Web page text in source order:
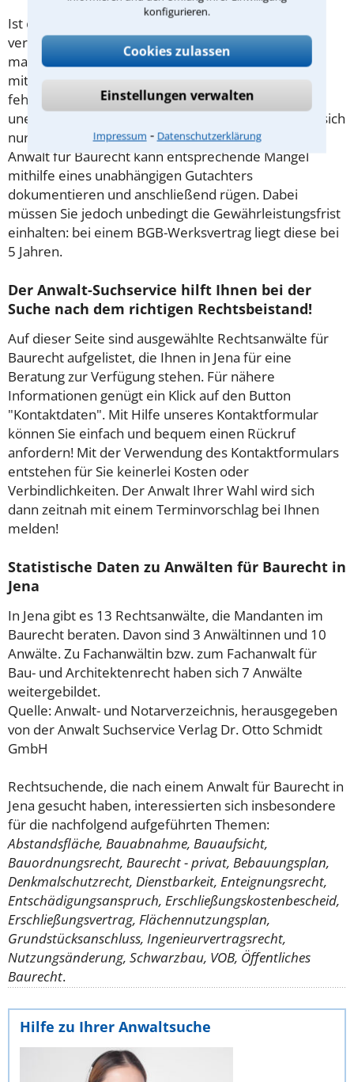
konfigurieren.
Cookies zulassen
Einstellungen verwalten
Impressum ⁃ Datenschutzerklärung
Ist ein Bauwerk hinsichtlich der vertraglich
vereinbarten Beschaffenheit unzureichend, spricht
man von einem Baumangel. Am häufigsten sind
mitunter Dächer sowie Decken und Fußböden von
fehlerhafter Verarbeitung betroffen. Bleiben diese
unerkannt, besteht das Risiko von Bauschäden, die sich
nur mit großem Aufwand ausbessern lassen. Ein
Anwalt für Baurecht kann entsprechende Mängel
mithilfe eines unabhängigen Gutachters
dokumentieren und anschließend rügen. Dabei
müssen Sie jedoch unbedingt die Gewährleistungsfrist
einhalten: bei einem BGB-Werksvertrag liegt diese bei
5 Jahren.
Der Anwalt-Suchservice hilft Ihnen bei der
Suche nach dem richtigen Rechtsbeistand!
Auf dieser Seite sind ausgewählte Rechtsanwälte für
Baurecht aufgelistet, die Ihnen in Jena für eine
Beratung zur Verfügung stehen. Für nähere
Informationen genügt ein Klick auf den Button
"Kontaktdaten". Mit Hilfe unseres Kontaktformular
können Sie einfach und bequem einen Rückruf
anfordern! Mit der Verwendung des Kontaktformulars
entstehen für Sie keinerlei Kosten oder
Verbindlichkeiten. Der Anwalt Ihrer Wahl wird sich
dann zeitnah mit einem Terminvorschlag bei Ihnen
melden!
Statistische Daten zu Anwälten für Baurecht in
Jena
In Jena gibt es 13 Rechtsanwälte, die Mandanten im
Baurecht beraten. Davon sind 3 Anwältinnen und 10
Anwälte. Zu Fachanwältin bzw. zum Fachanwalt für
Bau- und Architektenrecht haben sich 7 Anwälte
weitergebildet.
Quelle: Anwalt- und Notarverzeichnis, herausgegeben
von der Anwalt Suchservice Verlag Dr. Otto Schmidt
GmbH
Rechtsuchende, die nach einem Anwalt für Baurecht in
Jena gesucht haben, interessierten sich insbesondere
für die nachfolgend aufgeführten Themen:
Abstandsfläche, Bauabnahme, Bauaufsicht,
Bauordnungsrecht, Baurecht - privat, Bebauungsplan,
Denkmalschutzrecht, Dienstbarkeit, Enteignungsrecht,
Entschädigungsanspruch, Erschließungskostenbescheid,
Erschließungsvertrag, Flächennutzungsplan,
Grundstücksanschluss, Ingenieurvertragsrecht,
Nutzungsänderung, Schwarzbau, VOB, Öffentliches
Baurecht.
Hilfe zu Ihrer Anwaltsuche